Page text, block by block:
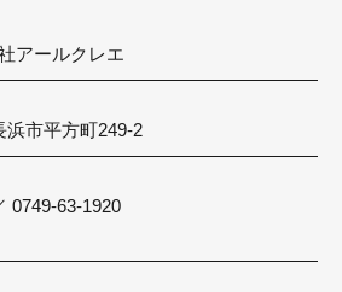
アールクレエ
市平方町249-2
0749-63-1920